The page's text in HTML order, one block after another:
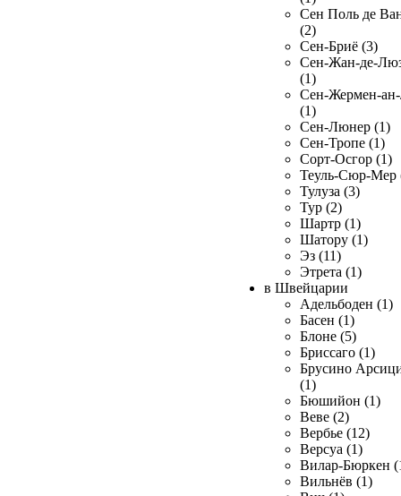
Сен Поль де
(2)
Сен-Бриё (3)
Сен-Жан-де-
(1)
Сен-Жермен-
(1)
Сен-Люнер (1)
Сен-Тропе (1)
Сорт-Осгор (1)
Теуль-Сюр-Мер
Тулуза (3)
Тур (2)
Шартр (1)
Шатору (1)
Эз (11)
Этрета (1)
в Швейцарии
Адельбоден (1)
Басен (1)
Блоне (5)
Бриссаго (1)
Брусино
(1)
Бюшийон (1)
Веве (2)
Вербье (12)
Версуа (1)
Вилар-Бюркен
Вильнёв (1)